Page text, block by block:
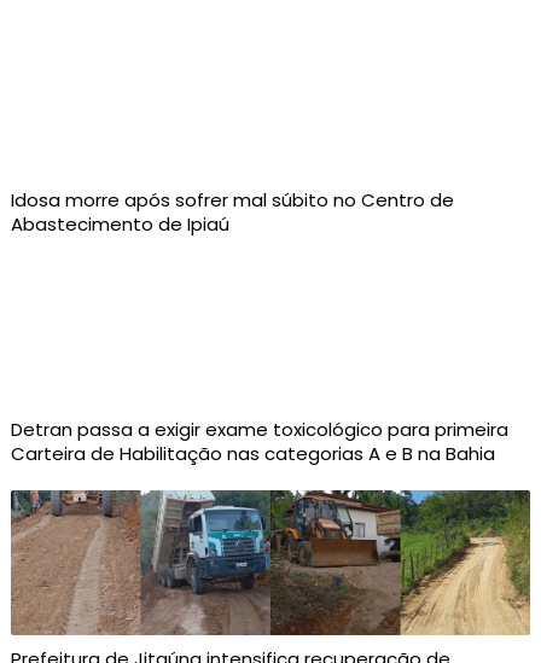
Idosa morre após sofrer mal súbito no Centro de
Abastecimento de Ipiaú
Detran passa a exigir exame toxicológico para primeira
Carteira de Habilitação nas categorias A e B na Bahia